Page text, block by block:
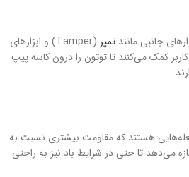
جانبی مانند تمپر
(Tamper) و ابزارهای
کاربر کمک می‌کنند تا توتون را درون کاسه پیپ
هستند که مقاومت بیشتری نسبت به
می‌دهد تا حتی در شرایط باد نیز به راحتی